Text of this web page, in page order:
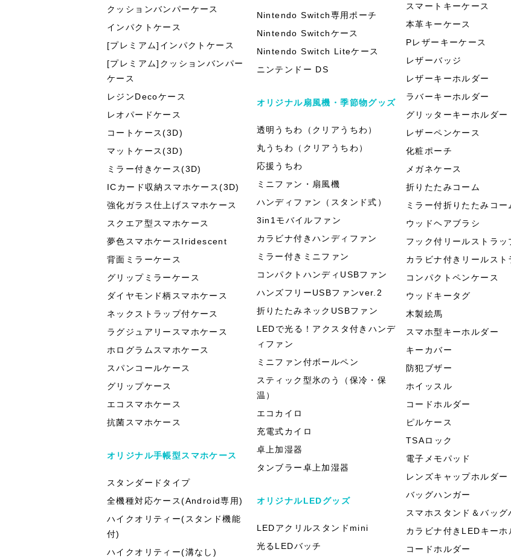
クッションバンパーケース
インパクトケース
[プレミアム]インパクトケース
[プレミアム]クッションバンパー
ケース
レジンDecoケース
レオパードケース
コートケース(3D)
マットケース(3D)
ミラー付きケース(3D)
ICカード収納スマホケース(3D)
強化ガラス仕上げスマホケース
スクエア型スマホケース
夢色スマホケースIridescent
背面ミラーケース
グリップミラーケース
ダイヤモンド柄スマホケース
ネックストラップ付ケース
ラグジュアリースマホケース
ホログラムスマホケース
スパンコールケース
グリップケース
エコスマホケース
抗菌スマホケース
オリジナル手帳型スマホケース
スタンダードタイプ
全機種対応ケース(Android専用)
ハイクオリティー(スタンド機能
付)
ハイクオリティー(溝なし)
Nintendo Switch専用ポーチ
Nintendo Switchケース
Nintendo Switch Liteケース
ニンテンドー DS
オリジナル扇風機・季節物グッズ
透明うちわ（クリアうちわ）
丸うちわ（クリアうちわ）
応援うちわ
ミニファン・扇風機
ハンディファン（スタンド式）
3in1モバイルファン
カラビナ付きハンディファン
ミラー付きミニファン
コンパクトハンディUSBファン
ハンズフリーUSBファンver.2
折りたたみネックUSBファン
LEDで光る！アクスタ付きハンデ
ィファン
ミニファン付ボールペン
スティック型氷のう（保冷・保
温）
エコカイロ
充電式カイロ
卓上加湿器
タンブラー卓上加湿器
オリジナルLEDグッズ
LEDアクリルスタンドmini
光るLEDバッチ
スマートキーケース
本革キーケース
Pレザーキーケース
レザーバッジ
レザーキーホルダー
ラバーキーホルダー
グリッターキーホルダー
レザーペンケース
化粧ポーチ
メガネケース
折りたたみコーム
ミラー付折りたたみコー
ウッドヘアブラシ
フック付リールストラッ
カラビナ付きリールスト
コンパクトペンケース
ウッドキータグ
木製絵馬
スマホ型キーホルダー
キーカバー
防犯ブザー
ホイッスル
コードホルダー
ピルケース
TSAロック
電子メモパッド
レンズキャップホルダー
バッグハンガー
スマホスタンド＆バッグ
カラビナ付きLEDキーホ
コードホルダー